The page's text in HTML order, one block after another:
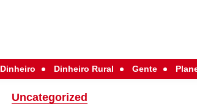
Dinheiro Dinheiro Rural Gente
Uncategorized